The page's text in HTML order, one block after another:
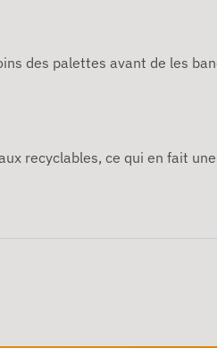
des palettes avant de les
recyclables, ce qui en fait